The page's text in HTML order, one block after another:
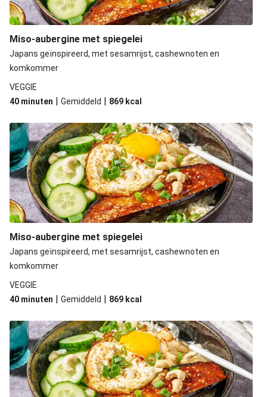
Miso-aubergine met spiegelei
Japans geïnspireerd, met sesamrijst, cashewnoten en
komkommer
VEGGIE
40 minuten | Gemiddeld | 869 kcal
Miso-aubergine met spiegelei
Japans geïnspireerd, met sesamrijst, cashewnoten en
komkommer
VEGGIE
40 minuten | Gemiddeld | 869 kcal